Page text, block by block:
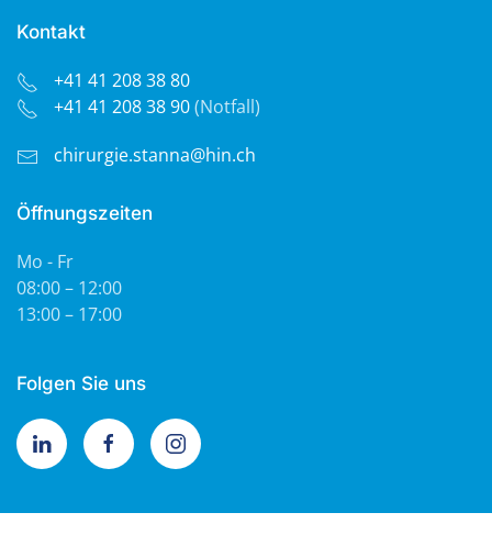
Kontakt
+41 41 208 38 80
+41 41 208 38 90(Notfall)
chirurgie.stanna@hin.ch
Öffnungszeiten
Mo - Fr
08:00 – 12:00
13:00 – 17:00
Folgen Sie uns